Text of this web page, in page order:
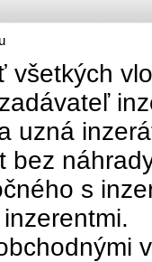
všetkých
uzná
bez
s